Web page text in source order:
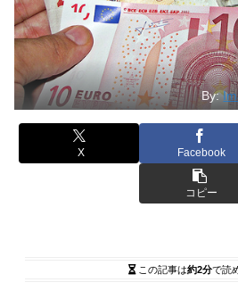
By:
X Facebook
コピー
この記事は約2分で読